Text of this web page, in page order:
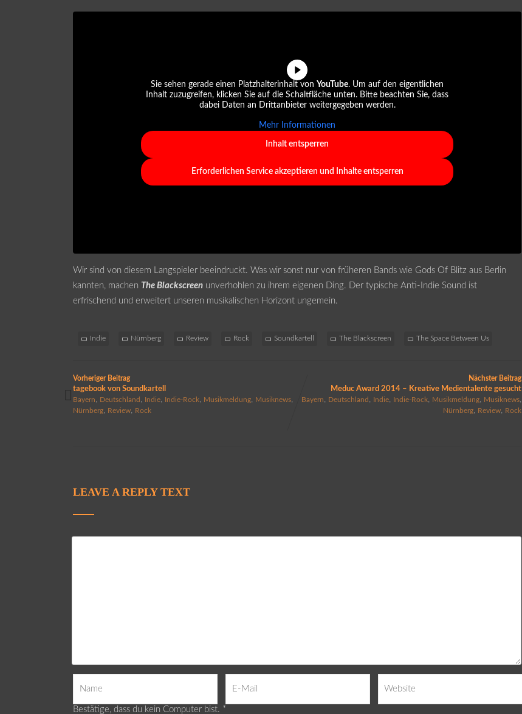
Sie sehen gerade einen Platzhalterinhalt vonYouTube. Um auf den eigentlichen
Inhalt zuzugreifen, klicken Sie auf die Schaltfläche unten. Bitte beachten Sie, dass
dabei Daten an Drittanbieter weitergegeben werden.
Mehr Informationen
Inhalt entsperren
Erforderlichen Service akzeptieren und Inhalte entsperren
Wir sind von diesem Langspieler beeindruckt. Was wir sonst nur von früheren Bands wie Gods Of Blitz aus Berlin
kannten, machen The Blackscreen unverhohlen zu ihrem eigenen Ding. Der typische Anti-Indie Sound ist
erfrischend und erweitert unseren musikalischen Horizont ungemein.
Indie Nürnberg Review Rock Soundkartell The Blackscreen The Space Between Us
Vorheriger Beitrag
tagebook von Soundkartell
Bayern Deutschland Indie Indie-Rock Musikmeldung Musiknews
Nürnberg Review Rock
Nächster Beitrag
Meduc Award 2014 – Kreative Medientalente gesucht
Bayern Deutschland Indie Indie-Rock Musikmeldung Musiknews
Nürnberg Review Rock
LEAVE A REPLY TEXT
Bestätige, dass du kein Computer bist. *